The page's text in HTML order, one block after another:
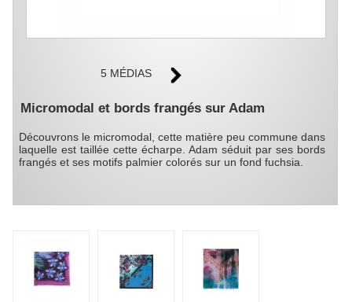
5 MÉDIAS
Micromodal et bords frangés sur Adam
Découvrons le micromodal, cette matière peu commune dans
laquelle est taillée cette écharpe. Adam séduit par ses bords
frangés et ses motifs palmier colorés sur un fond fuchsia.